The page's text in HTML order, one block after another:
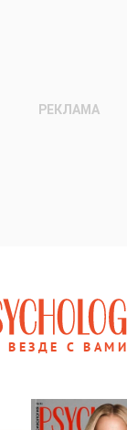
ВЕЗДЕ С ВАМИ